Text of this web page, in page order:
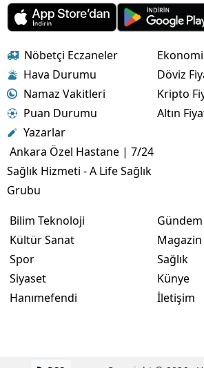
Nöbetçi Eczaneler
Hava Durumu
Namaz Vakitleri
Puan Durumu
Yazarlar
Ankara Özel Hastane | 7/24
Sağlık Hizmeti - A Life Sağlık
Grubu
Ekonomi
Döviz
Kripto
Altın
Bilim Teknoloji
Kültür Sanat
Spor
Siyaset
Hanımefendi
Gündem
Magazin
Sağlık
Künye
İletişim